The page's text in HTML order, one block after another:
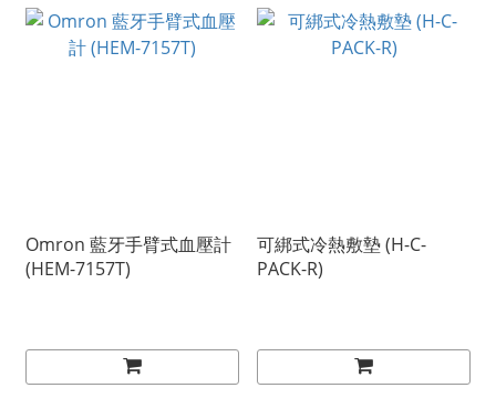
Omron 藍牙手臂式血壓計
(HEM-7157T)
可綁式冷熱敷墊 (H-C-
PACK-R)